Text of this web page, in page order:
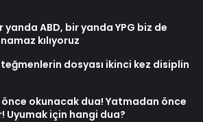
yanda ABD, bir yanda YPG biz de
kılıyoruz
dosyası ikinci kez disiplin
okunacak dua! Yatmadan önce
Uyumak için hangi dua?